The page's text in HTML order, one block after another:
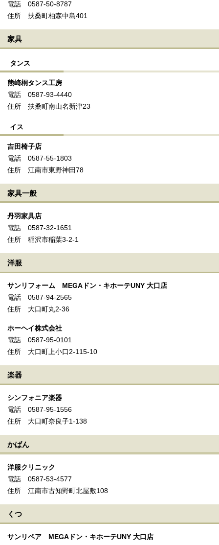
電話 0587-50-8787
住所 扶桑町柏森中島401
家具
タンス
熊崎桐タンス工房
電話 0587-93-4440
住所 扶桑町南山名新津23
イス
吉田椅子店
電話 0587-55-1803
住所 江南市東野神田78
家具一般
丹羽家具店
電話 0587-32-1651
住所 稲沢市稲葉3-2-1
洋服
サンリフォーム MEGAドン・キホーテUNY 大口店
電話 0587-94-2565
住所 大口町丸2-36
ホーヘイ株式会社
電話 0587-95-0101
住所 大口町上小口2-115-10
楽器
シンフォニア楽器
電話 0587-95-1556
住所 大口町奈良子1-138
かばん
洋服クリニック
電話 0587-53-4577
住所 江南市古知野町北屋敷108
くつ
サンリペア MEGAドン・キホーテUNY 大口店